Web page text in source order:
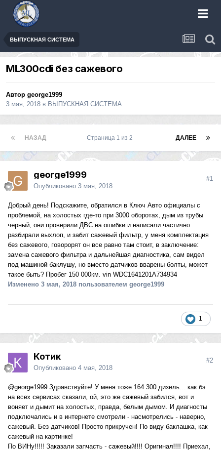
ВЫПУСКНАЯ СИСТЕМА
ML300cdi без сажевого
Автор george1999
3 мая, 2018 в ВЫПУСКНАЯ СИСТЕМА
НАЗАД ДАЛЕЕ
Страница 1 из 2
george1999
Опубликовано 3 мая, 2018
#1
Добрый день! Подскажите, обратился в Ключ Авто официалы с
проблемой, на холостых где-то при 3000 оборотах, дым из трубы
черный, они проверили ДВС на ошибки и написали частично
разбирали выхлоп, и забит сажевый фильтр, у меня комплектация
без сажевого, говорорят он все равно там стоит, в заключение:
замена сажевого фильтра и дальнейшая диагностика, сам видел
под машиной баклушу, но вместо датчиков вварены болты, может
такое быть? Пробег 150 000км. vin WDC1641201A734934
Изменено 3 мая, 2018 пользователем george1999
1
Котик
Опубликовано 4 мая, 2018
#2
@george1999 Здравствуйте! У меня тоже 164 300 дизель... как бэ
на всех сервисах сказали, ой, это же сажевый забился, вот и
воняет и дымит на холостых, правда, белым дымом. И диагносты
подключались и в интернете смотрели - насмотрелись - наверно,
сажевый. Без датчиков! Просто прикручен! По виду баклашка, как
сажевый на картинке!
По ВИНу!!!!! Заказали запчасть - сажевый!!!! Оригинал!!!! Приехал,